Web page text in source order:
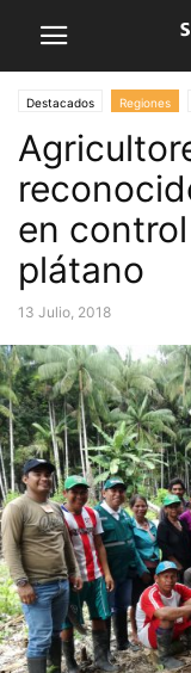
Destacados Regiones
en
plátano
13 Julio, 2018